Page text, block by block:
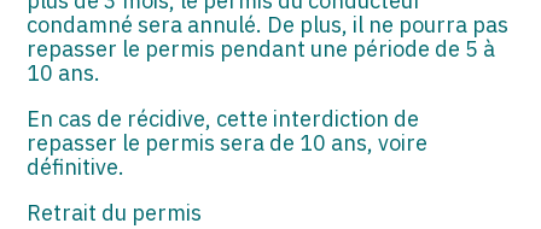
condamné sera annulé. De plus, il ne pourra pas
repasser le permis pendant une période de 5 à
10 ans.
En cas de récidive, cette interdiction de
repasser le permis sera de 10 ans, voire
définitive.
Retrait du permis